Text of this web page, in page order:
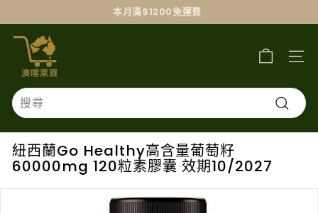
本月滿$1200免運費
澳
喀
萊
買
Search
搜
尋
紐西蘭Go Healthy高含量葡萄籽
60000mg 120粒素膠囊 效期10/2027